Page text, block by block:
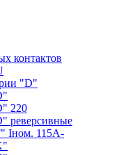
контактов
"D"
220
реверсивные
Iном. 115А-